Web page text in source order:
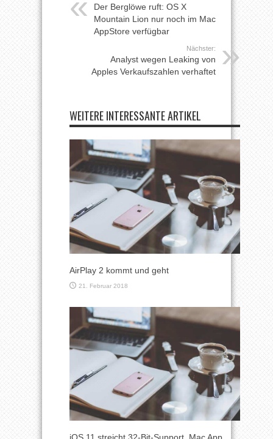
Der Berglöwe ruft: OS X
Mountain Lion nur noch im Mac
AppStore verfügbar
Nächster:
Analyst wegen Leaking von
Apples Verkaufszahlen verhaftet
WEITERE INTERESSANTE ARTIKEL
AirPlay 2 kommt und geht
21. Februar 2018